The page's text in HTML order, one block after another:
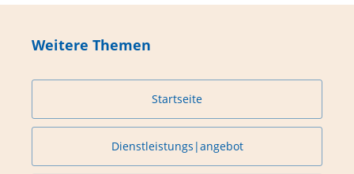
Weitere Themen
Startseite
Dienstleistungs|angebot